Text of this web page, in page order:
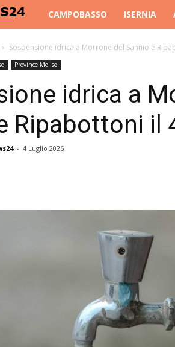
Molise
News
24
CAMPOBASSO ISERNIA
Sospensione idrica a Morrone del Sannio e
Province Molise
idrica a
Ripabottoni il
- 4 Luglio 2026